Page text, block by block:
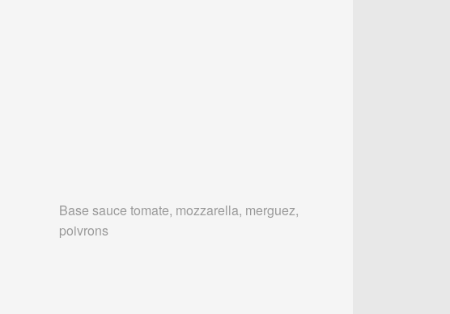
Base sauce tomate, mozzarella, merguez,
poivrons